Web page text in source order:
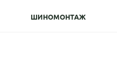
ШИНОМОНТАЖ